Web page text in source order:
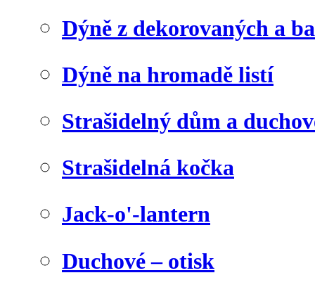
Dýně z dekorovaných a
Dýně na hromadě listí
Strašidelný dům a
Strašidelná kočka
Jack-o'-lantern
Duchové – otisk